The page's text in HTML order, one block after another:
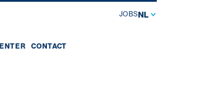
JOBSNL
CONTACT